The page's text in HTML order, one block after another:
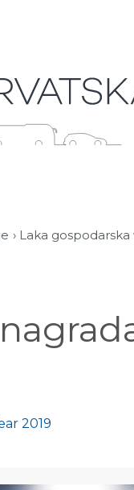
Laka gospodarska
2019